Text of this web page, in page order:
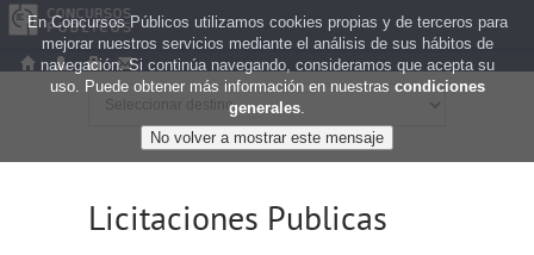
Licitaciones Publicas
En Concursos Públicos utilizamos cookies propias y de terceros para
mejorar nuestros servicios mediante el análisis de sus hábitos de
navegación. Si continúa navegando, consideramos que acepta su
uso. Puede obtener más información en nuestras condiciones
generales.